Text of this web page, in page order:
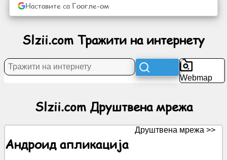
ЦхатГПТ
Контакти
Тражити
интернету
Наставите са Гоогле-ом
Slzii.com Тражити на интернету
Webmap
Slzii.com Друштвена мрежа
Андроид апликација
Друштвена мрежа >>